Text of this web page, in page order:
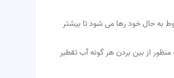
به حال خود رها می شود تا بیشتر
از بین بردن هر گونه آب تقطیر